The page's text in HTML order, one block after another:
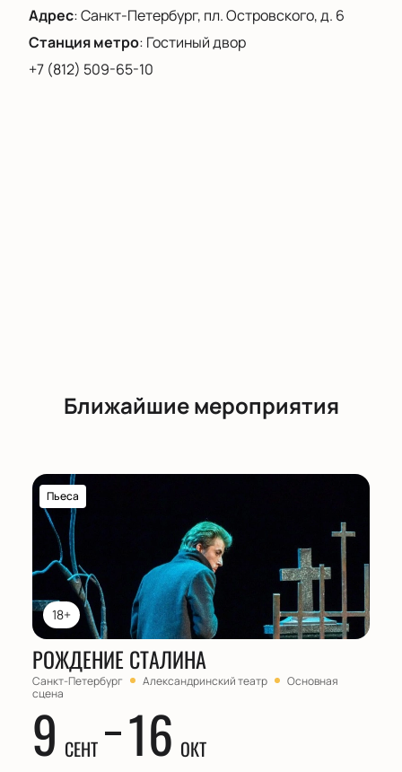
Адрес:Санкт-Петербург, пл. Островского, д. 6
Станция метро: Гостиный двор
+7 (812) 509-65-10
Ближайшие мероприятия
18+
Пьеса
РОЖДЕНИЕ СТАЛИНА
Санкт-Петербург Александринский театр
Основная
сцена
9 СЕНТ 16 ОКТ